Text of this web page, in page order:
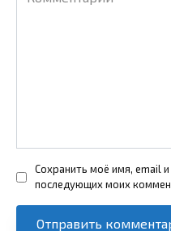
Сохранить моё имя, email
последующих моих